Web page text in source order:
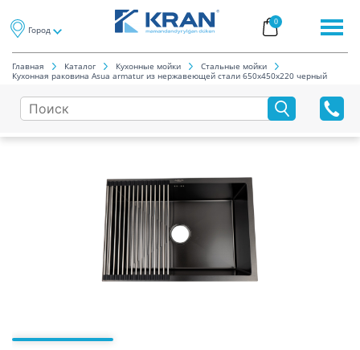
Город
0
Главная Каталог Кухонные мойки
Cтальные мойки
Кухонная раковина Asua armatur из нержавеющей стали 650x450x220 черный